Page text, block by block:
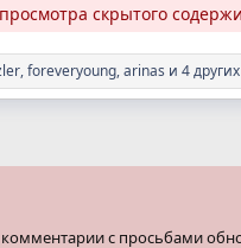
скрытого
,foreveryoung,arinas и 4 других
комментарии с просьбами